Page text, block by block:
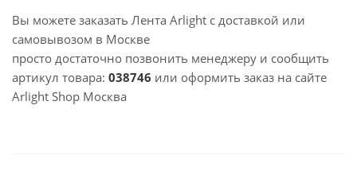
Вы можете заказать Лента Arlight с доставкой или
самовывозом в Москве
просто достаточно позвонить менеджеру и сообщить
артикул товара: 038746 или оформить заказ на сайте
Arlight Shop Москва